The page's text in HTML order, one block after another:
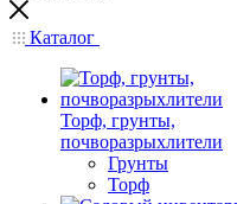
Каталог
Торф, грунты,
почворазрыхлители
Грунты
Торф